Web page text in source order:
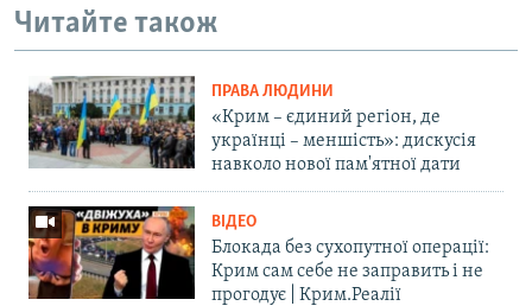
Читайте також
ПРАВА ЛЮДИНИ
«Крим – єдиний регіон, де
українці – меншість»: дискусія
навколо нової пам'ятної дати
ВІДЕО
Блокада без сухопутної операції:
Крим сам себе не заправить і не
прогодує | Крим.Реалії